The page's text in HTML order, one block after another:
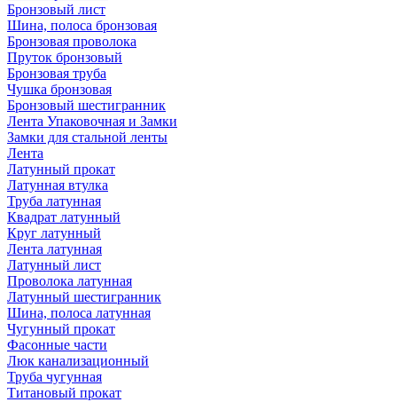
Бронзовый лист
Шина, полоса бронзовая
Бронзовая проволока
Пруток бронзовый
Бронзовая труба
Чушка бронзовая
Бронзовый шестигранник
Лента Упаковочная и Замки
Замки для стальной ленты
Лента
Латунный прокат
Латунная втулка
Труба латунная
Квадрат латунный
Круг латунный
Лента латунная
Латунный лист
Проволока латунная
Латунный шестигранник
Шина, полоса латунная
Чугунный прокат
Фасонные части
Люк канализационный
Труба чугунная
Титановый прокат